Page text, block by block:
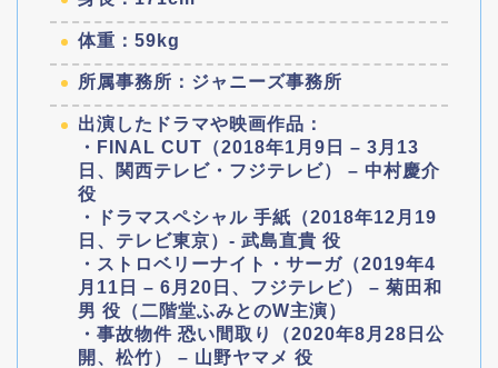
体重：59kg
所属事務所：ジャニーズ事務所
出演したドラマや映画作品：
・FINAL CUT（2018年1月9日 – 3月13
日、関西テレビ・フジテレビ） – 中村慶介
役
・ドラマスペシャル 手紙（2018年12月19
日、テレビ東京）- 武島直貴 役
・ストロベリーナイト・サーガ（2019年4
月11日 – 6月20日、フジテレビ） – 菊田和
男 役（二階堂ふみとのW主演）
・事故物件 恐い間取り（2020年8月28日公
開、松竹） – 山野ヤマメ 役